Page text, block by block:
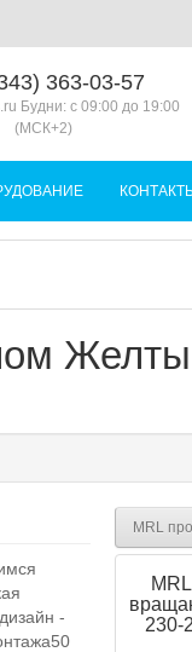
363-03-57
Будни: с 09:00 до 19:00
(МСК+2)
-
MRL
230-